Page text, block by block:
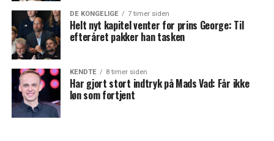
DE KONGELIGE 7 timer siden
Helt nyt kapitel venter for prins George: Til
efteråret pakker han tasken
KENDTE 8 timer siden
Har gjort stort indtryk på Mads Vad: Får ikke
løn som fortjent